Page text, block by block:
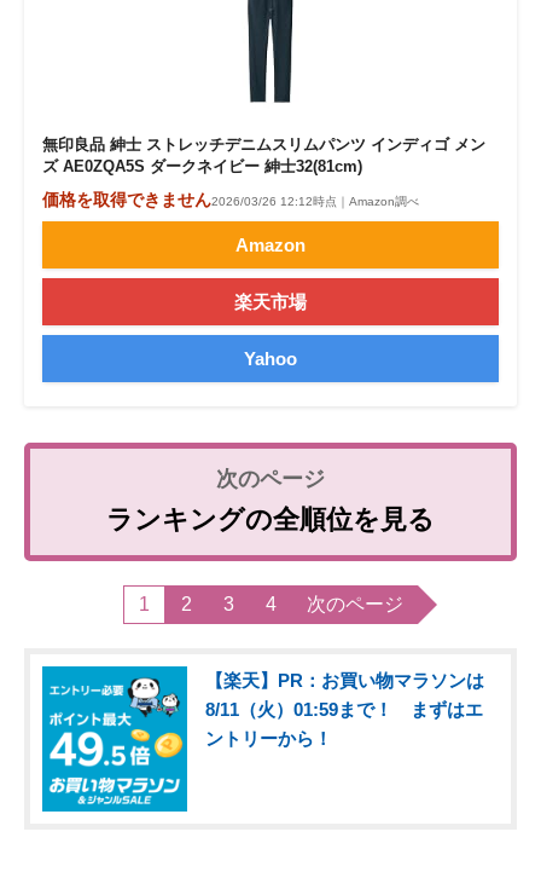
無印良品 紳士 ストレッチデニムスリムパンツ インディゴ メン
ズ AE0ZQA5S ダークネイビー 紳士32(81cm)
価格を取得できません2026/03/26 12:12時点｜Amazon調べ
Amazon
楽天市場
Yahoo
ランキングの全順位を見る
1 2 3 4 次のページ
【楽天】PR：お買い物マラソンは
8/11（火）01:59まで！ まずはエ
ントリーから！